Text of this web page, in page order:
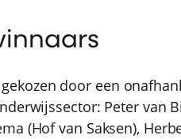
door een
Peter van
(Hof van Saksen),